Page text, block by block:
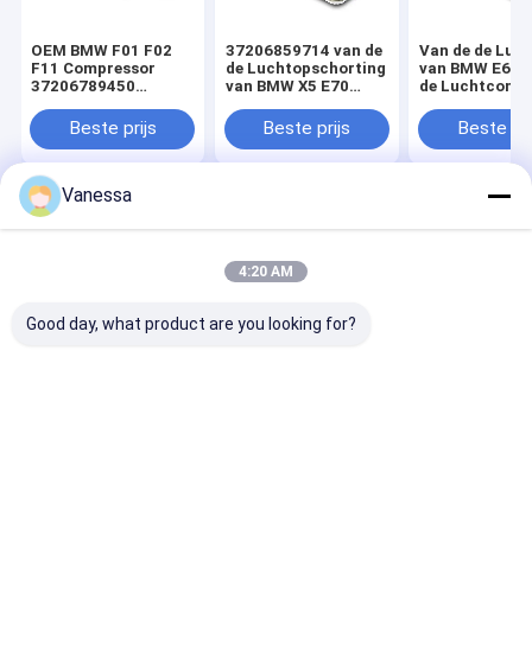
OEM BMW F01 F02
F11 Compressor
37206789450
Luchtopschorting
Beste prijs
37206859714 van de
de Luchtopschorting
van BMW X5 E70
37206789938
37226775479
Beste prijs
Van de de
van BMW E61
de
Vervanging
Beste
ons
ons
Site
Sitemap
Privacy Policy
Rights Reserved.
Vanessa
4:20 AM
Good day, what product are you looking for?